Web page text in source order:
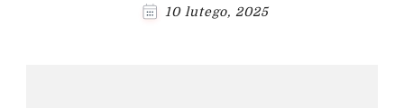
10 lutego, 2025